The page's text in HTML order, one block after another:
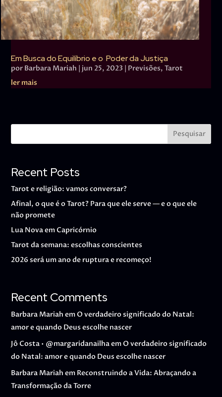
Em Busca do Equilíbrio e o Poder da Justiça
por Barbara Mariah | jun 25, 2023 | Previsões,Tarot
ler mais
Pesquisar
Recent Posts
Tarot e religião: vamos conversar?
Afinal, o que é o Tarot? Para que ele serve — e o que ele
não promete
Lua Nova em Capricórnio
Tarot da semana: escolhas conscientes
2026 será um ano de ruptura e recomeço!
Recent Comments
Barbara Mariah em O verdadeiro significado do Natal:
amor e quando Deus escolhe nascer
Jô Costa • @margaridanailhaem O verdadeiro significado
do Natal: amor e quando Deus escolhe nascer
Barbara Mariah em Reconstruindo a Vida: Abraçando a
Transformação da Torre